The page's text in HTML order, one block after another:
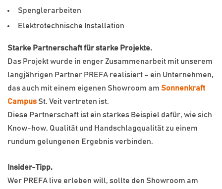
Spenglerarbeiten
Elektrotechnische Installation
Starke Partnerschaft für starke Projekte.
Das Projekt wurde in enger Zusammenarbeit mit unserem
langjährigen Partner PREFA realisiert – ein Unternehmen,
das auch mit einem eigenen Showroom am Sonnenkraft
Campus St. Veit vertreten ist.
Diese Partnerschaft ist ein starkes Beispiel dafür, wie sich
Know-how, Qualität und Handschlagqualität zu einem
rundum gelungenen Ergebnis verbinden.
Insider-Tipp.
Wer PREFA live erleben will, sollte den Showroom am